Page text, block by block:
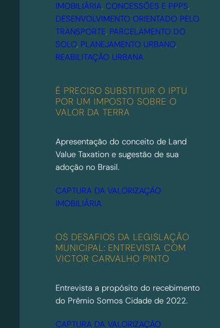
IMOBILIÁRIA, CONCESSÕES E PPPS
DESENVOLVIMENTO ORIENTADO PELO
TRANSPORTE, PARCELAMENTO DO
SOLO, PLANEJAMENTO URBANO
REABILITAÇÃO URBANA
É PRECISO SUBSTITUIR O IPTU
POR UM IMPOSTO SOBRE O
VALOR DA TERRA
Apresentação do conceito de Land
Value Taxation e sugestão de sua
adoção no Brasil.
CAPTURA DA VALORIZAÇÃO
IMOBILIÁRIA
OS DESAFIOS DA LEGISLAÇÃO
MUNICIPAL: ENTREVISTA COM
VICTOR CARVALHO PINTO
Entrevista a propósito do recebimento
do Prêmio Somos Cidade de 2022.
CAPTURA DA VALORIZAÇÃO